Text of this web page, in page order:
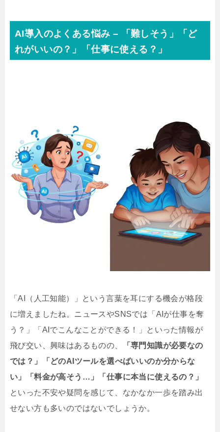
AI導入のよくある悩み – 「難しそう」「ど
れがいいの？」「仕事に使える？」
「AI（人工知能）」という言葉を耳にする機会が格段
に増えましたね。ニュースやSNSでは「AIが仕事を奪
う？」「AIでこんなことができる！」といった情報が
飛び交い、興味はあるものの、
「専門知識が必要なの
では？」「どのAIツールを選べばいいのか分からな
い」「料金が高そう…」「仕事に本当に使えるの？」
といった不安や疑問を感じて、なかなか一歩を踏み出
せない方も多いのではないでしょうか。